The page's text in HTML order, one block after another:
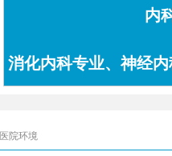
内
消化内科专业、神经
医院环境